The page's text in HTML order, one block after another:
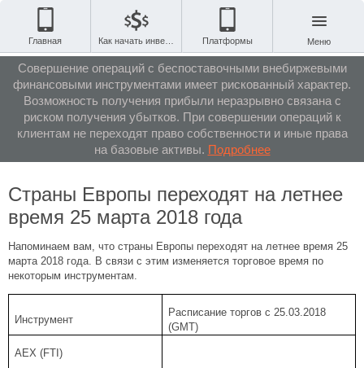
Совершение операций с беспоставочными внебиржевыми
финансовыми инструментами имеет рискованный характер.
Возможность получения прибыли неразрывно связана с
риском получения убытков. При совершении операций к
клиентам не переходят право собственности и иные права
на базовые активы. Подробнее
Главная Платформы Меню
Страны Европы переходят на летнее
время 25 марта 2018 года
Напоминаем вам, что страны Европы переходят на летнее время 25
марта 2018 года. В связи с этим изменяется торговое время по
некоторым инструментам.
Инструмент
Расписание торгов с 25.03.2018
(GMT)
AEX (FTI)